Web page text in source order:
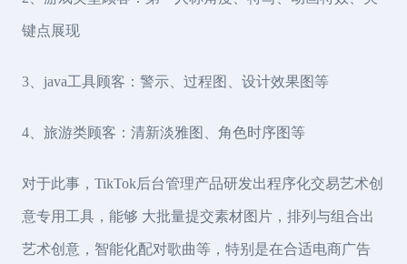
键点展现
3、java工具顾客：警示、过程图、设计效果图等
4、旅游类顾客：清新淡雅图、角色时序图等
对于此事，TikTok后台管理产品研发出程序化交易艺术创
意专用工具，能够 大批量提交素材图片，排列与组合出
艺术创意，智能化配对歌曲等，特别是在合适电商广告